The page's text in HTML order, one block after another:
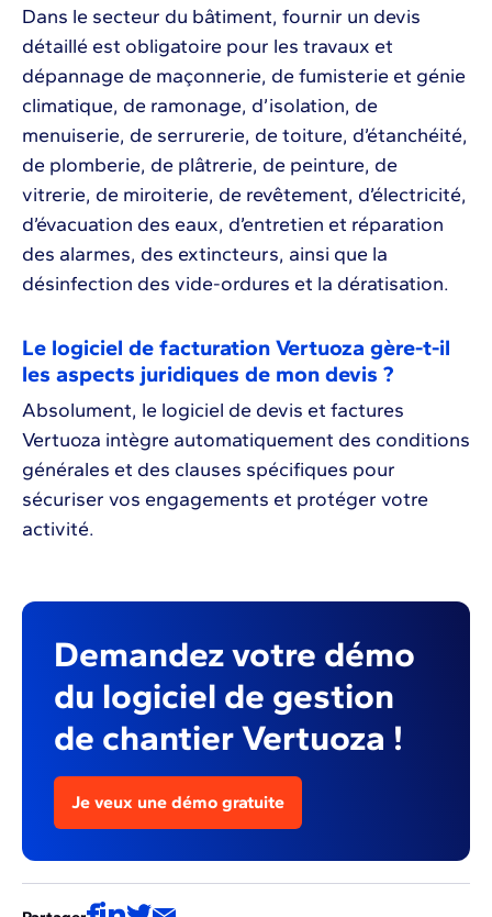
Dans le secteur du bâtiment, fournir un devis
détaillé est obligatoire pour les travaux et
dépannage de maçonnerie, de fumisterie et génie
climatique, de ramonage, d’isolation, de
menuiserie, de serrurerie, de toiture, d’étanchéité,
de plomberie, de plâtrerie, de peinture, de
vitrerie, de miroiterie, de revêtement, d’électricité,
d’évacuation des eaux, d’entretien et réparation
des alarmes, des extincteurs, ainsi que la
désinfection des vide-ordures et la dératisation.
Le logiciel de facturation Vertuoza gère-t-il
les aspects juridiques de mon devis ?
Absolument, le logiciel de devis et factures
Vertuoza intègre automatiquement des conditions
générales et des clauses spécifiques pour
sécuriser vos engagements et protéger votre
activité.
Demandez votre démo
du logiciel de gestion
de chantier Vertuoza !
Je veux une démo gratuite